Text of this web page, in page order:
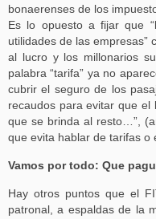
bonaerenses de los
Es lo opuesto a fijar que
utilidades de las empresas”
al lucro y los millonarios
palabra “tarifa” ya no
cubrir el seguro de los
recaudos para evitar que el
que se brinda al resto…”,
que evita hablar de tarifas o
Vamos por todo: Que
Hay otros puntos que el
patronal, a espaldas de la